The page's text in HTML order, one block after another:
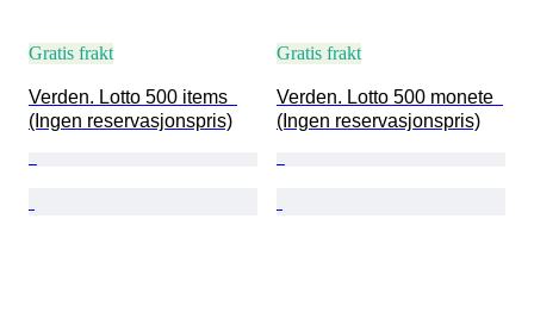
Gratis frakt
Verden. Lotto 500 items
(Ingen reservasjonspris)
Gratis frakt
Verden. Lotto 500 monete
(Ingen reservasjonspris)